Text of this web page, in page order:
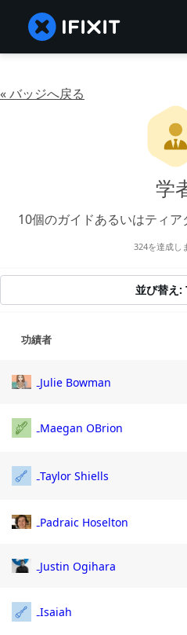
« バッジへ戻る
学
10個のガイドあるいはティア
324を達成し
並び替え:
功績者
Julie Bowman
Maegan OBrion
Taylor Shiells
Padraic Hoselton
Justin Ogihara
Isaiah